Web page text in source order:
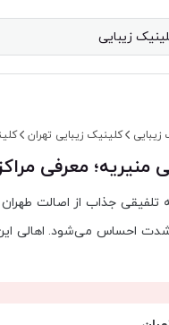
زیبایی کلینیک زیبایی تهران
منیریه؛ معرفی
تلفیقی جذاب از اصالت
احساس می‌شود. اهالی این